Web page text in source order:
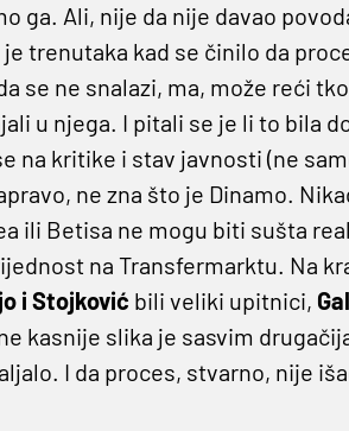
ga. Ali, nije da nije davao
trenutaka kad se činilo da
se ne snalazi, ma, može reći
u njega. I pitali se je li to bila
na kritike i stav javnosti (ne
ne zna što je Dinamo.
ili Betisa ne mogu biti sušta
na Transfermarktu. Na
i Stojković bili veliki upitnici,
kasnije slika je sasvim
I da proces, stvarno, nije